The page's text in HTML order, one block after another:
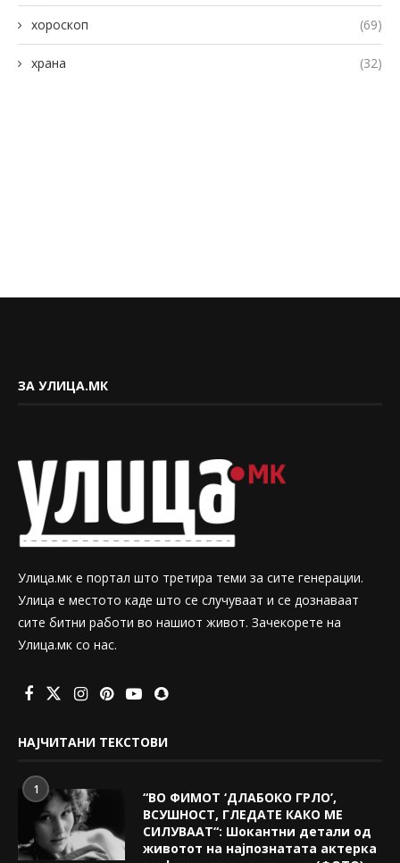
хороскоп (69)
храна (32)
ЗА УЛИЦА.МК
Улица.мк е портал што третира теми за сите генерации.
Улица е местото каде што се случуваат и се дознаваат
сите битни работи во нашиот живот. Зачекорете на
Улица.мк со нас.
НАЈЧИТАНИ ТЕКСТОВИ
1
“ВО ФИМОТ ‘ДЛАБОКО ГРЛО’,
ВСУШНОСТ, ГЛЕДАТЕ КАКО МЕ
СИЛУВААТ“: Шокантни детали од
животот на најпознатата актерка